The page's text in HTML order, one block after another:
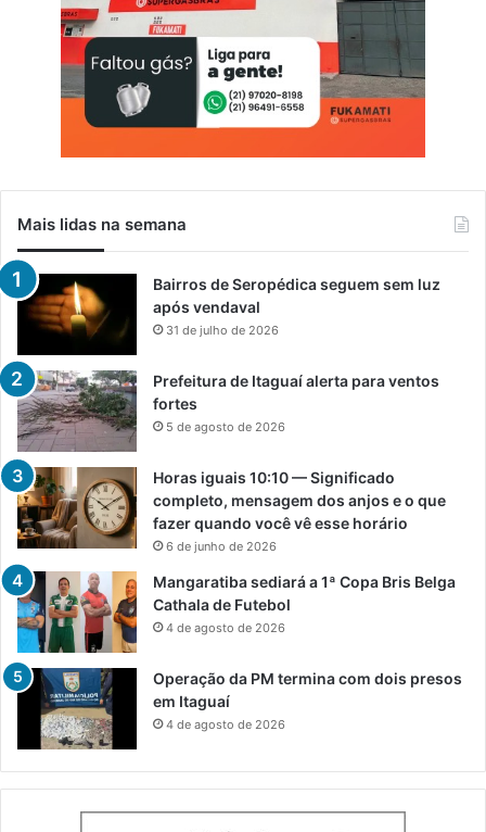
Mais lidas na semana
Bairros de Seropédica seguem sem luz
após vendaval
31 de julho de 2026
Prefeitura de Itaguaí alerta para ventos
fortes
5 de agosto de 2026
Horas iguais 10:10 — Significado
completo, mensagem dos anjos e o que
fazer quando você vê esse horário
6 de junho de 2026
Mangaratiba sediará a 1ª Copa Bris Belga
Cathala de Futebol
4 de agosto de 2026
Operação da PM termina com dois presos
em Itaguaí
4 de agosto de 2026